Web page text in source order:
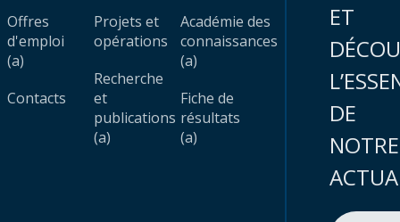
Offres
d'emploi
(a)
Contacts
Projets et
opérations
Recherche
et
publications
(a)
Académie des
connaissances
(a)
Fiche de
résultats
(a)
ET
DE
NOTRE